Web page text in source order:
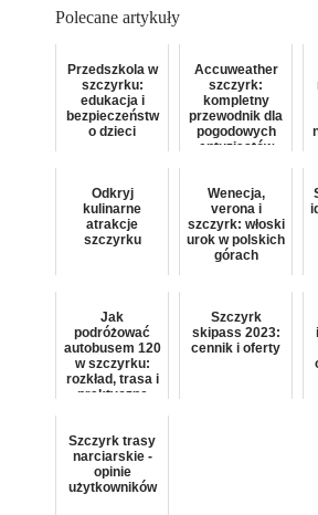
Polecane artykuły
Przedszkola w
szczyrku:
edukacja i
bezpieczeństw
o dzieci
Accuweather
szczyrk:
kompletny
przewodnik dla
pogodowych
entuzjastów
Odkryj
kulinarne
atrakcje
szczyrku
Wenecja,
verona i
szczyrk: włoski
urok w polskich
górach
Jak
podróżować
autobusem 120
w szczyrku:
rozkład, trasa i
praktyczne
Szczyrk
skipass 2023:
cennik i oferty
Szczyrk trasy
narciarskie -
opinie
użytkowników